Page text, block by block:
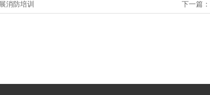
消防培训 下一篇：